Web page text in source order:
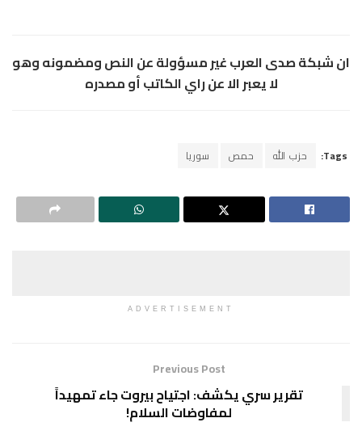
ان شبكة صدى العرب غير مسؤولة عن النص ومضمونه وهو
لا يعبر الا عن راي الكاتب أو مصدره
Tags: حزب الله حمص سوريا
ADVERTISEMENT
Previous Post
تقرير سري يكشف: اجتياح بيروت جاء تمهيداً
لمفاوضات السلام!